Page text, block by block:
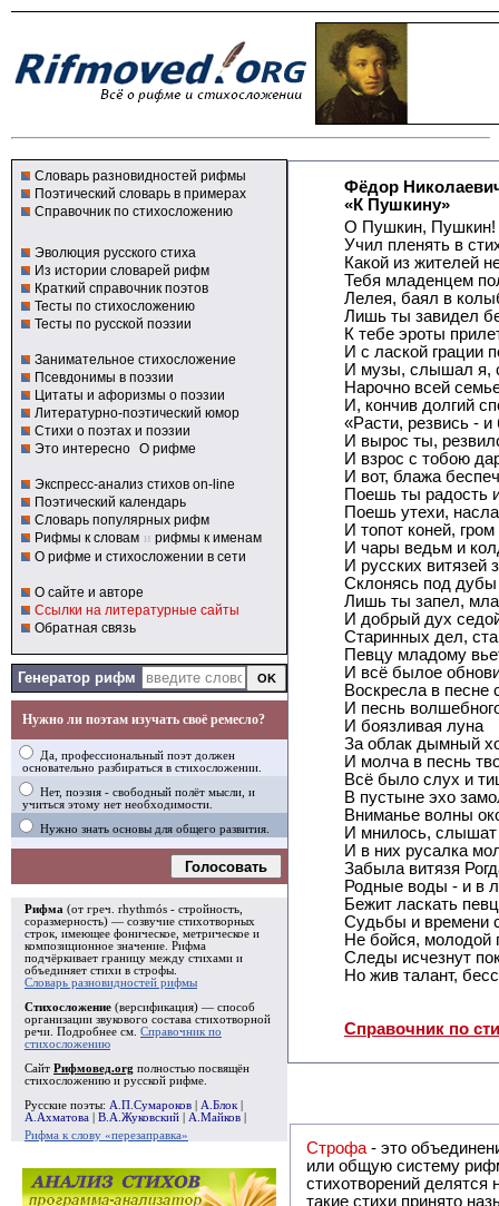
Словарь разновидностей рифмы
Поэтический словарь в примерах
Справочник по стихосложению
Эволюция русского стиха
Из истории словарей рифм
Краткий справочник поэтов
Тесты по стихосложению
Тесты по русской поэзии
Занимательное стихосложение
Псевдонимы в поэзии
Цитаты и афоризмы о поэзии
Литературно-поэтический юмор
Стихи о поэтах и поэзии
Это интересно О рифме
Экспресс-анализ стихов on-line
Поэтический календарь
Словарь популярных рифм
Рифмы к словам и рифмы к именам
О рифме и стихосложении в сети
О сайте и авторе
Ссылки на литературные сайты
Обратная связь
Генератор рифм
Нужно ли поэтам изучать своё ремесло?
Да, профессиональный поэт должен
основательно разбираться в стихосложении.
Нет, поэзия - свободный полёт мысли, и
учиться этому нет необходимости.
Нужно знать основы для общего развития.
Голосовать
Рифма (от греч. rhythmós - стройность,
соразмерность) — созвучие стихотворных
строк, имеющее фоническое, метрическое и
композиционное значение. Рифма
подчёркивает границу между стихами и
объединяет стихи в строфы
Словарь разновидностей рифмы
Стихосложение (версификация) — способ
организации звукового состава стихотворной
речи. Подробнее см. Справочник по
стихосложению
Сайт Рифмовед.org полностью посвящён
стихосложению и русской рифме.
Русские поэты: А.П.Сумароков А.Блок
А.Ахматова
В.А.Жуковский А.Майков
Рифма к слову «перезаправка»
Фёдор
«К Пушкину»
О Пушкин, Пушкин!
Учил пленять в
Какой из жителей
Тебя младенцем
Лелея, баял в
Лишь ты завидел
К тебе эроты
И с лаской грации
И музы, слышал я,
Нарочно всей
И, кончив долгий
«Расти, резвись - и
И вырос ты,
И взрос с тобою
И вот, блажа
Поешь ты радость
Поешь утехи,
И топот коней,
И чары ведьм и
И русских витязей
Склонясь под
Лишь ты запел,
И добрый дух
Старинных дел,
Певцу младому
И всё былое
Воскресла в песне
И песнь
И боязливая луна
За облак дымный
И молча в песнь
Всё было слух и
В пустыне эхо
Вниманье волны
И мнилось, слышат
И в них русалка
Забыла витязя
Родные воды - и в
Бежит ласкать
Судьбы и времени
Не бойся, молодой
Следы исчезнут
Но жив талант,
Справочник по
Строфа - это объединение двух
или общую систему рифм, и регулярно или периодически
стихотворений делятся на строфы и т.о. являются строфическими.
такие стихи принято называть астрофическими. Самая популярная строфа в русской поэзии -